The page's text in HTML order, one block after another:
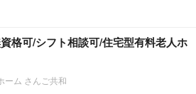
格可/シフト相談可/住宅型有料老人ホ
ーム さんご共和